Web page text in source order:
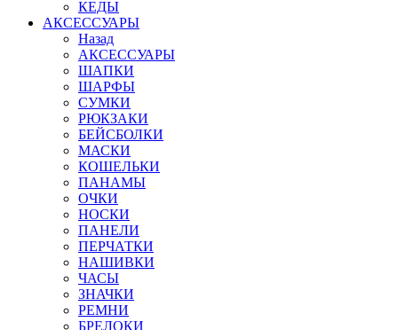
КЕДЫ
АКСЕССУАРЫ
Назад
АКСЕССУАРЫ
ШАПКИ
ШАРФЫ
СУМКИ
РЮКЗАКИ
БЕЙСБОЛКИ
МАСКИ
КОШЕЛЬКИ
ПАНАМЫ
ОЧКИ
НОСКИ
ПАНЕЛИ
ПЕРЧАТКИ
НАШИВКИ
ЧАСЫ
ЗНАЧКИ
РЕМНИ
БРЕЛОКИ